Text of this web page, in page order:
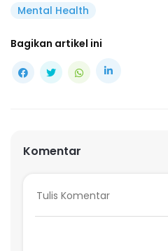
Mental Health
Bagikan artikel ini
Komentar